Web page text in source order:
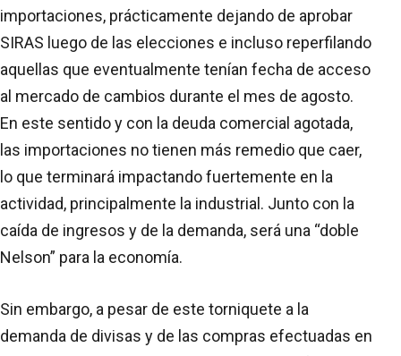
importaciones, prácticamente dejando de aprobar
SIRAS luego de las elecciones e incluso reperfilando
aquellas que eventualmente tenían fecha de acceso
al mercado de cambios durante el mes de agosto.
En este sentido y con la deuda comercial agotada,
las importaciones no tienen más remedio que caer,
lo que terminará impactando fuertemente en la
actividad, principalmente la industrial. Junto con la
caída de ingresos y de la demanda, será una “doble
Nelson” para la economía.
Sin embargo, a pesar de este torniquete a la
demanda de divisas y de las compras efectuadas en